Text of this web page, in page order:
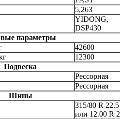
5,263
YIDONG,
DSP430
параметры
42600
12300
Подвеска
Рессорная
Рессорная
Шины
315/80 R 22.5
или 12.00 R